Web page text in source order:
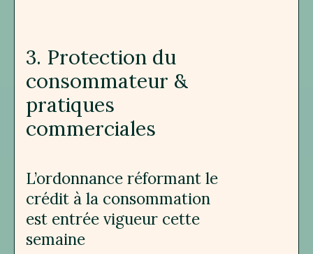
3. Protection du
consommateur &
pratiques
commerciales
L’ordonnance réformant le
crédit à la consommation
est entrée vigueur cette
semaine